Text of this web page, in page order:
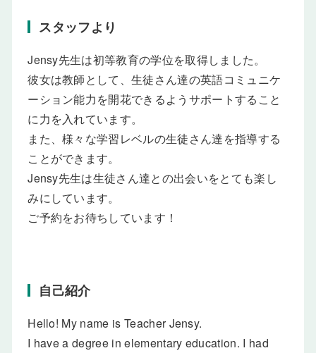
スタッフより
Jensy先生は初等教育の学位を取得しました。
彼女は教師として、生徒さん達の英語コミュニケ
ーション能力を開花できるようサポートすること
に力を入れています。
また、様々な学習レベルの生徒さん達を指導する
ことができます。
Jensy先生は生徒さん達との出会いをとても楽し
みにしています。
ご予約をお待ちしています！
自己紹介
Hello! My name is Teacher Jensy.
I have a degree in elementary education. I had